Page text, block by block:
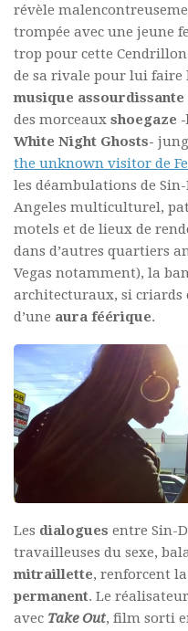
révèle
trompée avec une jeune
trop pour cette
de sa rivale pour lui faire
musique assourdissante
des morceaux shoegaze
White Night Ghosts-
the unknown visitor de
les déambulations de
Angeles multiculturel,
motels et de lieux de
dans d’autres quartiers
Vegas notamment), la
architecturaux, si
d’une aura féérique.
Les dialogues entre Sin-
travailleuses du sexe,
mitraillette, renforcent
permanent. Le
avec Take Out, film sorti